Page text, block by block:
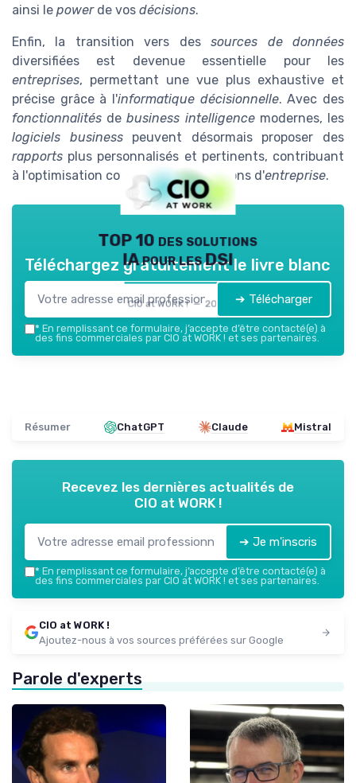
ainsi le powerde vos décisions.
Enfin, la transition vers dessources de données
diversifiées est devenue essentielle pour les
entreprises, permettant une vue plus exhaustive et
précise grâce à l'informatique décisionnelle. Avec des
fonctionnalités debusiness intelligencemodernes, les
logiciels businesspeuvent désormais proposer des
rapports plus personnalisés et pertinents, contribuant
à l'optimisation continue des opérations d'entreprise.
TOP 10 des solutions
IA pour les DSI
CIO at WORK ! — 2026
Téléchargez gratuitement le livre blanc
➔ Télécharger
* En remplissant ce formulaire, j’accepte d’être contacté(e) à
des fins commerciales par CIO at WORK ! et ses partenaires.
Résumer ChatGPT Claude Mistral
Recevez les dernières actualités de
CIO at WORK !
➔ Je m'inscris
* En remplissant ce formulaire, j’accepte d’être contacté(e) à
des fins commerciales par CIO at WORK ! et ses partenaires.
CIO at WORK !
Ajoutez-nous à vos sources préférées sur Google
Parole d'experts